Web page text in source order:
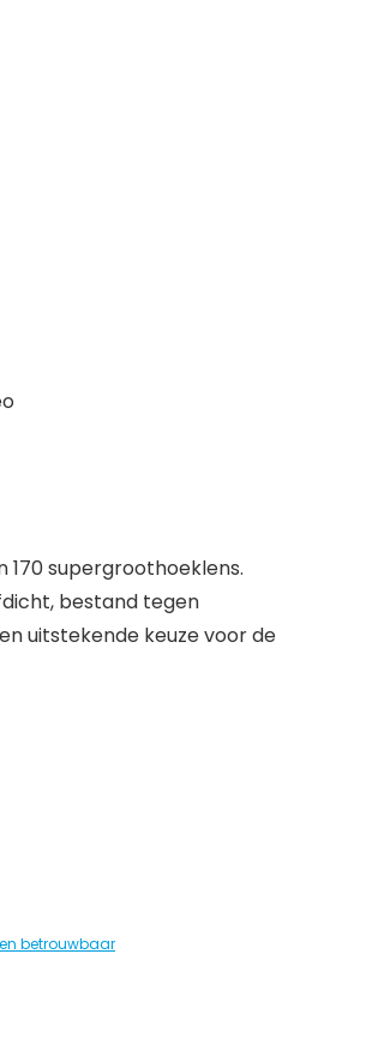
170 supergroothoeklens.
bestand tegen
uitstekende keuze voor de
betrouwbaar